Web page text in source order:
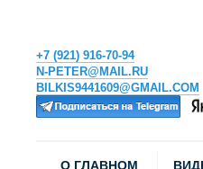
+7 (921) 916-70-94
N-PETER@MAIL.RU
BILKIS9441609@GMAIL.COM
О ГЛАВНОМ